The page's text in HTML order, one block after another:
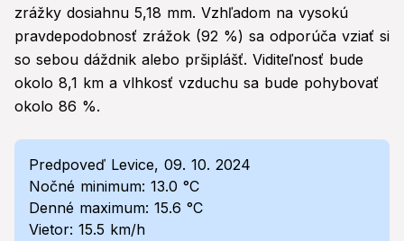
zrážky dosiahnu 5,18 mm. Vzhľadom na vysokú
pravdepodobnosť zrážok (92 %) sa odporúča vziať si
so sebou dáždnik alebo pršiplášť. Viditeľnosť bude
okolo 8,1 km a vlhkosť vzduchu sa bude pohybovať
okolo 86 %.
Predpoveď Levice, 09. 10. 2024
Nočné minimum: 13.0 °C
Denné maximum: 15.6 °C
Vietor: 15.5 km/h